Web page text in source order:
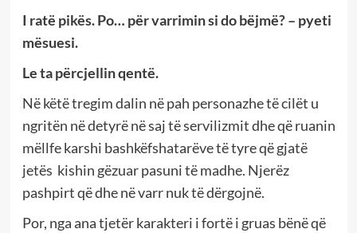
I ratë pikës. Po… për varrimin si do bëjmë? – pyeti
mësuesi.
Le ta përcjellin qentë.
Në këtë tregim dalin në pah personazhe të cilët u
ngritën në detyrë në saj të servilizmit dhe që ruanin
mëllfe karshi bashkëfshatarëve të tyre që gjatë
jetës kishin gëzuar pasuni të madhe. Njerëz
pashpirt që dhe në varr nuk të dërgojnë.
Por, nga ana tjetër karakteri i fortë i gruas bënë që